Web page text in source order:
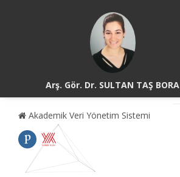
Arş. Gör. Dr. SULTAN TAŞ BORA
Akademik Veri Yönetim Sistemi